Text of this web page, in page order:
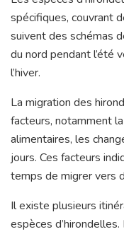
spécifiques, couvrant
suivent des schémas
du nord pendant l’été
l’hiver.
La migration des
facteurs, notamment
alimentaires, les
jours. Ces facteurs
temps de migrer vers
Il existe plusieurs
espèces